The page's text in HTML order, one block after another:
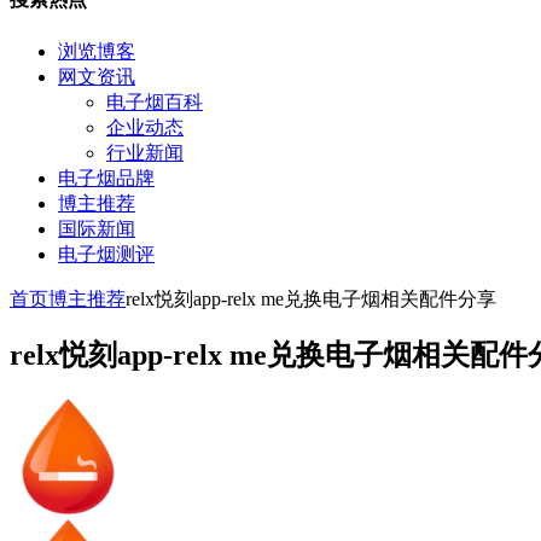
浏览博客
网文资讯
电子烟百科
企业动态
行业新闻
电子烟品牌
博主推荐
国际新闻
电子烟测评
首页博主推荐relx悦刻app-relx me兑换电子烟相关配件分享
relx悦刻app-relx me兑换电子烟相关配件